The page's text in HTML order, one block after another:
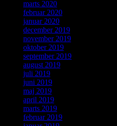
marts 2020
februar 2020
januar 2020
december 2019
november 2019
oktober 2019
september 2019
august 2019
juli 2019
juni 2019
maj 2019
april 2019
marts 2019
februar 2019